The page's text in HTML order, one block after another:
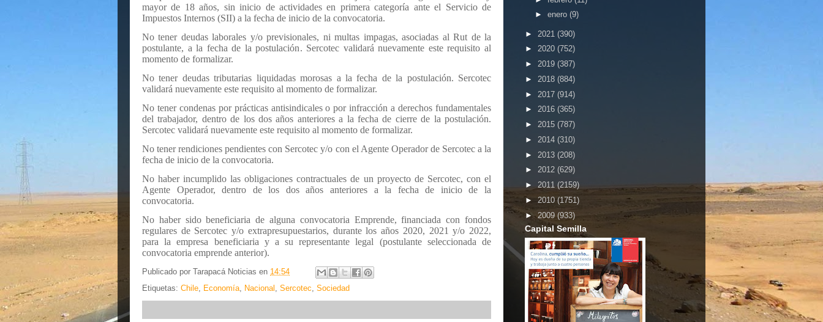
mayor de 18 años, sin inicio de actividades en primera categoría ante el Servicio de
Impuestos Internos (SII) a la fecha de inicio de la convocatoria.
No tener deudas laborales y/o previsionales, ni multas impagas, asociadas al Rut de la
postulante, a la fecha de la postulación. Sercotec validará nuevamente este requisito al
momento de formalizar.
No tener deudas tributarias liquidadas morosas a la fecha de la postulación. Sercotec
validará nuevamente este requisito al momento de formalizar.
No tener condenas por prácticas antisindicales o por infracción a derechos fundamentales
del trabajador, dentro de los dos años anteriores a la fecha de cierre de la postulación.
Sercotec validará nuevamente este requisito al momento de formalizar.
No tener rendiciones pendientes con Sercotec y/o con el Agente Operador de Sercotec a la
fecha de inicio de la convocatoria.
No haber incumplido las obligaciones contractuales de un proyecto de Sercotec, con el
Agente Operador, dentro de los dos años anteriores a la fecha de inicio de la
convocatoria.
No haber sido beneficiaria de alguna convocatoria Emprende, financiada con fondos
regulares de Sercotec y/o extrapresupuestarios, durante los años 2020, 2021 y/o 2022,
para la empresa beneficiaria y a su representante legal (postulante seleccionada de
convocatoria emprende anterior).
Publicado por Tarapacá Noticias en 14:54
Etiquetas: Chile, Economía, Nacional , Sercotec, Sociedad
► enero (9)
► 2021 (390)
► 2020 (752)
► 2019 (387)
► 2018 (884)
► 2017 (914)
► 2016 (365)
► 2015 (787)
► 2014 (310)
► 2013 (208)
► 2012 (629)
► 2011 (2159)
► 2010 (1751)
► 2009 (933)
Capital Semilla